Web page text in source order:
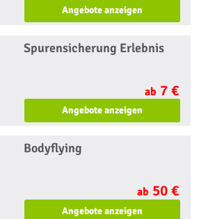
Angebote anzeigen
Spurensicherung Erlebnis
ab 7 €
Angebote anzeigen
Bodyflying
ab 50 €
Angebote anzeigen